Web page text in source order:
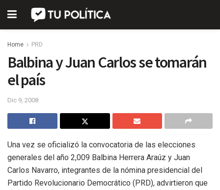
Home PRD
Balbina y Juan Carlos se tomarán
el país
Dic 9, 2008
Una vez se oficializó la convocatoria de las elecciones
generales del año 2,009 Balbina Herrera Araúz y Juan
Carlos Navarro, integrantes de la nómina presidencial del
Partido Revolucionario Democrático (PRD), advirtieron que